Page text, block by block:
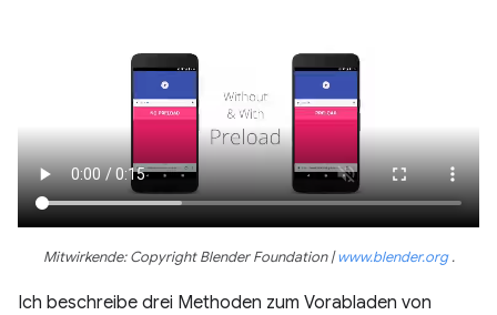
Mitwirkende: Copyright Blender Foundation |www.blender.org.
Ich beschreibe drei Methoden zum Vorabladen von